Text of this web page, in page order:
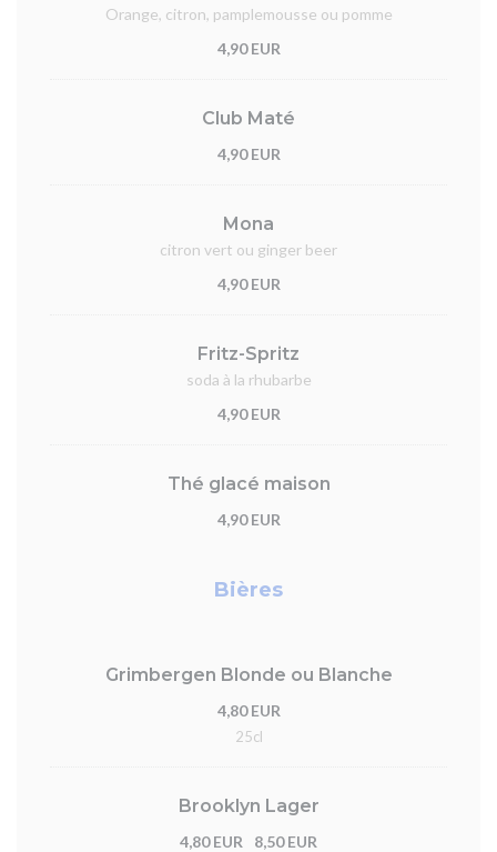
Orange, citron, pamplemousse ou pomme
4,90 EUR
Club Maté
4,90 EUR
Mona
citron vert ou ginger beer
4,90 EUR
Fritz-Spritz
soda à la rhubarbe
4,90 EUR
Thé glacé maison
4,90 EUR
Bières
Grimbergen Blonde ou Blanche
4,80 EUR
25cl
Brooklyn Lager
4,80 EUR 8,50 EUR